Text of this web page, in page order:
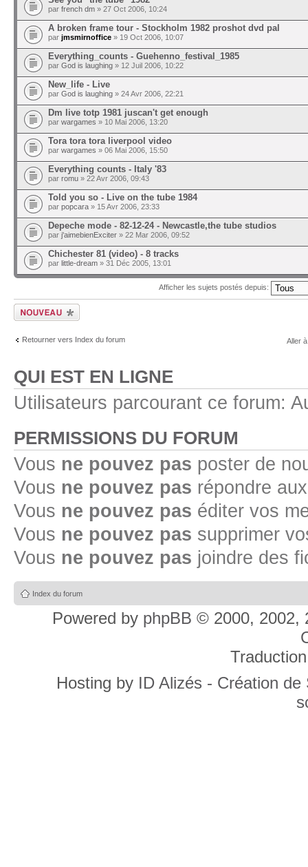
par french dm » 27 Oct 2006, 10:24
A broken frame tour - Stockholm 1982 proshot dvd pal
par jmsmirnoffice » 19 Oct 2006, 10:07
Everything_counts - Guehenno_festival_1985
par God is laughing » 12 Juil 2006, 10:22
New_life - Live
par God is laughing » 24 Avr 2006, 22:21
Dm live totp 1981 juscan't get enough
par wargames » 10 Mai 2006, 13:20
Tora tora tora liverpool video
par wargames » 06 Mai 2006, 15:50
Everything counts - Italy '83
par romu » 22 Avr 2006, 09:43
Told you so - Live on the tube 1984
par popcara » 15 Avr 2006, 23:33
Depeche mode - 82-12-24 - Newcastle,the tube studios
par j'aimebienExciter » 22 Mar 2006, 09:52
Chichester 81 (video) - 8 tracks
par little-dream » 31 Déc 2005, 13:01
Afficher les sujets postés depuis:
Ecrire un nouveau
sujet
Retourner vers Index du forum Aller
QUI EST EN LIGNE
Utilisateurs parcourant ce forum:
PERMISSIONS DU FORUM
Vous ne pouvez pas poster de
Vous ne pouvez pas répondre
Vous ne pouvez pas éditer vos
Vous ne pouvez pas supprimer
Vous ne pouvez pas joindre des
Index du forum
Powered by phpBB © 2000, 2002,
Hosting by ID Alizés - Création